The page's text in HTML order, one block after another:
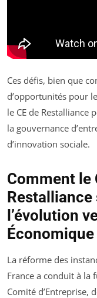
Ces défis, bien que
d’opportunités pour
le CE de Restalliance
la gouvernance
d’innovation sociale.
Comment le
Restalliance
l’évolution
Économique
La réforme des
France a conduit à la
Comité d’Entreprise,